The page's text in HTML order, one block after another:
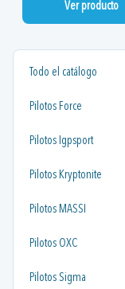
Todo el catálogo
Pilotos Force
Pilotos Igpsport
Pilotos Kryptonite
Pilotos MASSI
Pilotos OXC
Pilotos Sigma
Ver producto